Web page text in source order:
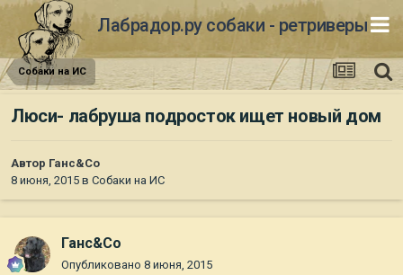
Лабрадор.ру собаки - ретриверы
Собаки на ИС
Люси- лабруша подросток ищет новый дом
Автор Ганс&Co
8 июня, 2015 в Собаки на ИС
Ганс&Co
Опубликовано 8 июня, 2015